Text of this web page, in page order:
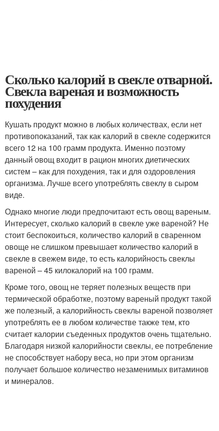
Сколько калорий в свекле отварной.
Свекла вареная и возможность
похудения
Кушать продукт можно в любых количествах, если нет
противопоказаний, так как калорий в свекле содержится
всего 12 на 100 грамм продукта. Именно поэтому
данный овощ входит в рацион многих диетических
систем – как для похудения, так и для оздоровления
организма. Лучше всего употреблять свеклу в сыром
виде.
Однако многие люди предпочитают есть овощ вареным.
Интересует, сколько калорий в свекле уже вареной? Не
стоит беспокоиться, количество калорий в сваренном
овоще не слишком превышает количество калорий в
свекле в свежем виде, то есть калорийность свеклы
вареной – 45 килокалорий на 100 грамм.
Кроме того, овощ не теряет полезных веществ при
термической обработке, поэтому вареный продукт такой
же полезный, а калорийность свеклы вареной позволяет
употреблять ее в любом количестве также тем, кто
считает калории съеденных продуктов очень тщательно.
Благодаря низкой калорийности свеклы, ее потребление
не способствует набору веса, но при этом организм
получает большое количество незаменимых витаминов
и минералов.